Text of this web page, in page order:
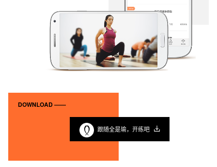
DOWNLOAD ——
跟随全是瑜，开练吧